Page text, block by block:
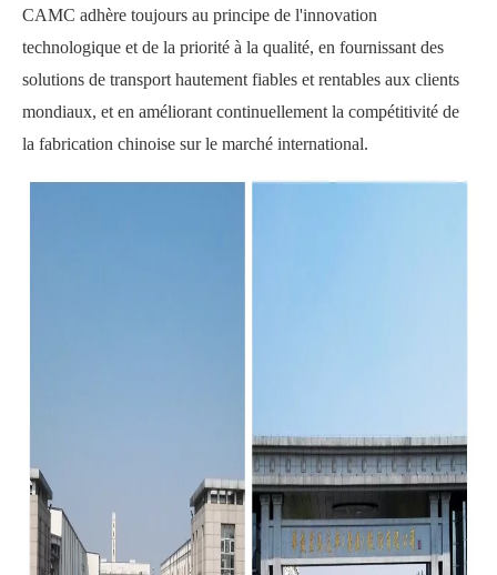
CAMC adhère toujours au principe de l'innovation
technologique et de la priorité à la qualité, en fournissant des
solutions de transport hautement fiables et rentables aux clients
mondiaux, et en améliorant continuellement la compétitivité de
la fabrication chinoise sur le marché international.